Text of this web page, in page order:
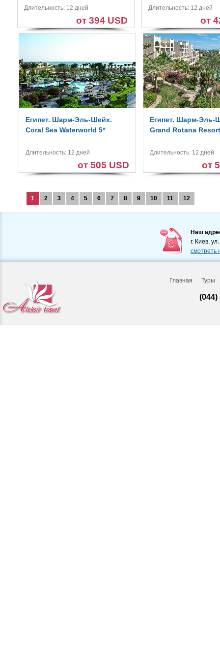
Длительность: 12 дней
от 394 USD
Длительность: 12 дней
от
Египет. Шарм-Эль-Шейх.
Coral Sea Waterworld 5*
Длительность: 12 дней
от 505 USD
Египет. Шарм-Эль-
Grand Rotana
Длительность: 12 дней
от
1 2 3 4 5 6 7 8 9 10 11 12
Наш
г. Киев,
смотреть
Главная Туры
(044)